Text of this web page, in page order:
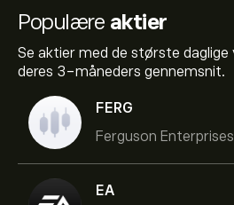
Populære aktier
Se aktier med de største
deres 3-måneders gennemsnit.
FERG
Ferguson
EA